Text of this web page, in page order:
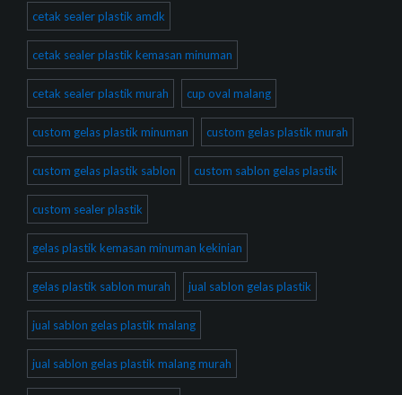
cetak sealer plastik amdk
cetak sealer plastik kemasan minuman
cetak sealer plastik murah cup oval malang
custom gelas plastik minuman custom gelas plastik murah
custom gelas plastik sablon custom sablon gelas plastik
custom sealer plastik
gelas plastik kemasan minuman kekinian
gelas plastik sablon murah jual sablon gelas plastik
jual sablon gelas plastik malang
jual sablon gelas plastik malang murah